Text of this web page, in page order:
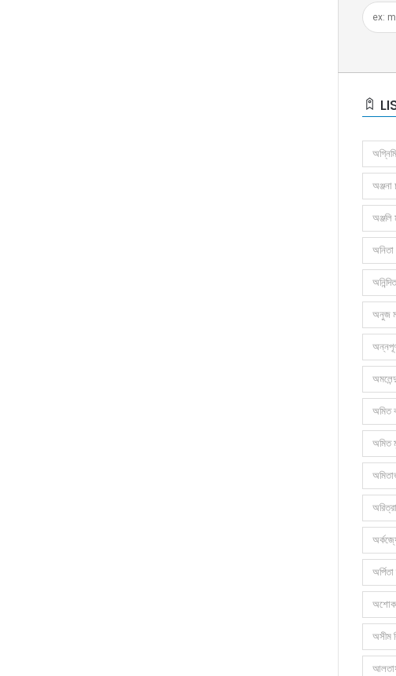
অঞ্জনা
অঞ্জলি
অনিতা
অনুজ
অমিত
অমিত
অশোক
অসীম